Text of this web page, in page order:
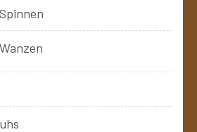
Spinnen
Wanzen